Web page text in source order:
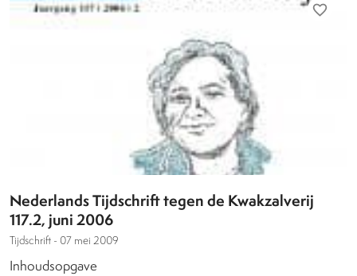
favorite_border
Nederlands Tijdschrift tegen de Kwakzalverij
117.2, juni 2006
Tijdschrift - 07 mei 2009
Inhoudsopgave